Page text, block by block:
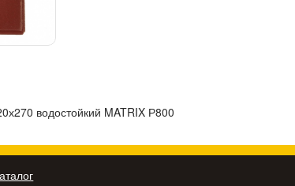
водостойкий MATRIX Р800